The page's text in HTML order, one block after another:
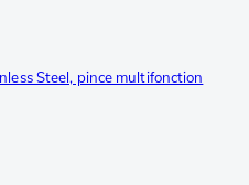
Steel, pince multifonction